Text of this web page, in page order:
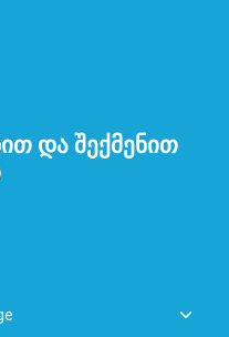
Და Შექმენით
კითხვები